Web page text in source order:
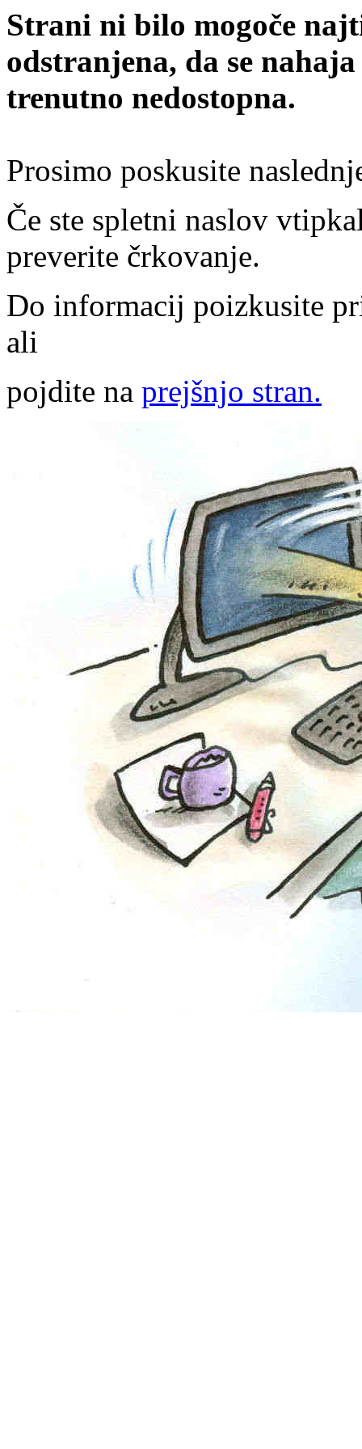
Strani ni bilo mogoče
odstranjena, da se
trenutno nedostopna.
Prosimo poskusite
Če ste spletni naslov
preverite črkovanje.
Do informacij poizkusite
ali
pojdite na prejšnjo stran.